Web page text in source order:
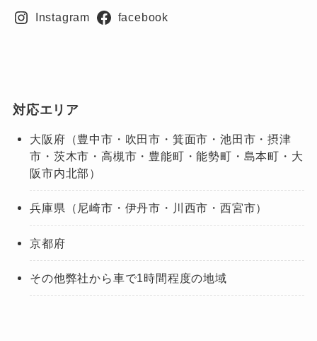
Instagram facebook
対応エリア
大阪府（豊中市・吹田市・箕面市・池田市・摂津
市・茨木市・高槻市・豊能町・能勢町・島本町・大
阪市内北部）
兵庫県（尼崎市・伊丹市・川西市・西宮市）
京都府
その他弊社から車で1時間程度の地域